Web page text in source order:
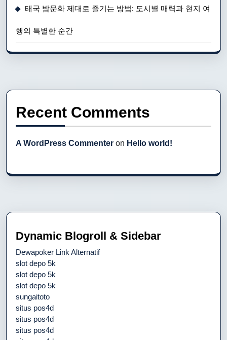
태국 밤문화 제대로 즐기는 방법: 도시별 매력과 현지 여
행의 특별한 순간
Recent Comments
A WordPress Commenter on Hello world!
Dynamic Blogroll & Sidebar
Dewapoker Link Alternatif
slot depo 5k
slot depo 5k
slot depo 5k
sungaitoto
situs pos4d
situs pos4d
situs pos4d